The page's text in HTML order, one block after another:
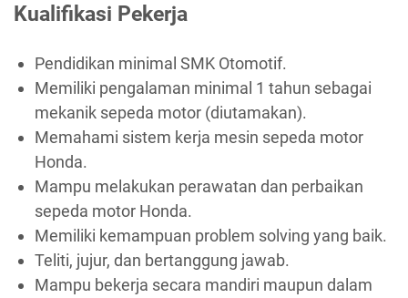
Kualifikasi Pekerja
Pendidikan minimal SMK Otomotif.
Memiliki pengalaman minimal 1 tahun sebagai
mekanik sepeda motor (diutamakan).
Memahami sistem kerja mesin sepeda motor
Honda.
Mampu melakukan perawatan dan perbaikan
sepeda motor Honda.
Memiliki kemampuan problem solving yang baik.
Teliti, jujur, dan bertanggung jawab.
Mampu bekerja secara mandiri maupun dalam